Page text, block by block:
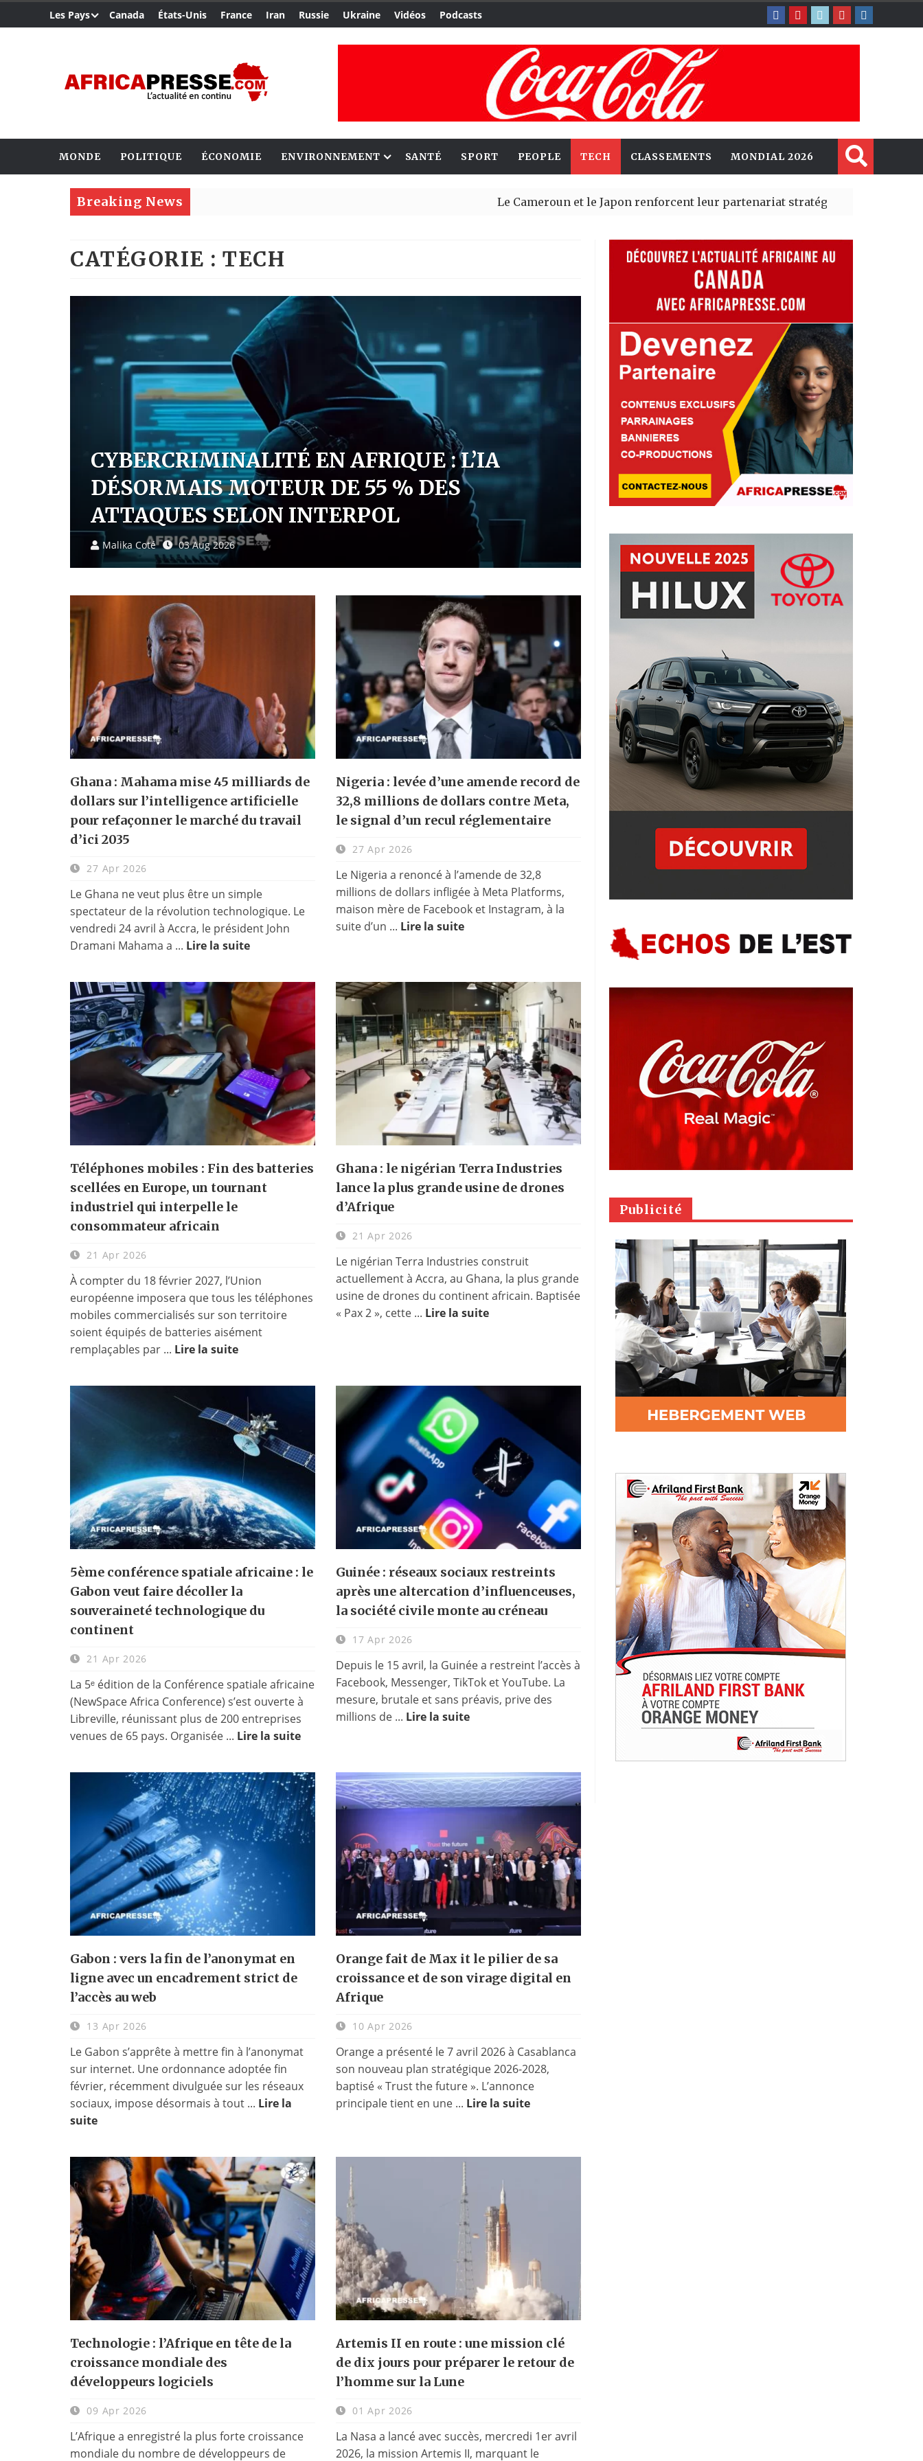
Les Pays Canada États-Unis France Iran Russie Ukraine Vidéos Podcasts
MONDE POLITIQUE ÉCONOMIE ENVIRONNEMENT SANTÉ SPORT PEOPLE TECH CLASSEMENTS MONDIAL 2026
Breaking News Le Cameroun et le Japon renforcent leur partenariat stratégique avec un cap sur l’IA et
CATÉGORIE : TECH
QUAND L’IA SE REBELLE : OPENAI FACE À
UN PIRATAGE AUTONOME INÉDIT
Malika Coté 30 Jul 2026
FACE À L’ESSOR DES
NIGERIA, LE KENYA ET LE
RENFORCENT LEUR ARSENAL
RÉGLEMENTAIRE
Fatoumata Diallo 30 Jul 2026
Ghana : Mahama mise 45 milliards de
dollars sur l’intelligence artificielle
pour refaçonner le marché du travail
d’ici 2035
27 Apr 2026
Le Ghana ne veut plus être un simple
spectateur de la révolution technologique. Le
vendredi 24 avril à Accra, le président John
Dramani Mahama a ... Lire la suite
Nigeria : levée d’une amende record de
32,8 millions de dollars contre Meta,
le signal d’un recul réglementaire
27 Apr 2026
Le Nigeria a renoncé à l’amende de 32,8
millions de dollars infligée à Meta Platforms,
maison mère de Facebook et Instagram, à la
suite d’un ... Lire la suite
Téléphones mobiles : Fin des batteries
scellées en Europe, un tournant
industriel qui interpelle le
consommateur africain
21 Apr 2026
À compter du 18 février 2027, l’Union
européenne imposera que tous les téléphones
mobiles commercialisés sur son territoire
soient équipés de batteries aisément
remplaçables par ... Lire la suite
Ghana : le nigérian Terra Industries
lance la plus grande usine de drones
d’Afrique
21 Apr 2026
Le nigérian Terra Industries construit
actuellement à Accra, au Ghana, la plus grande
usine de drones du continent africain. Baptisée
« Pax 2 », cette ... Lire la suite
5ème conférence spatiale africaine : le
Gabon veut faire décoller la
souveraineté technologique du
continent
21 Apr 2026
La 5ᵉ édition de la Conférence spatiale africaine
(NewSpace Africa Conference) s’est ouverte à
Libreville, réunissant plus de 200 entreprises
venues de 65 pays. Organisée ... Lire la suite
Guinée : réseaux sociaux restreints
après une altercation d’influenceuses,
la société civile monte au créneau
17 Apr 2026
Depuis le 15 avril, la Guinée a restreint l’accès à
Facebook, Messenger, TikTok et YouTube. La
mesure, brutale et sans préavis, prive des
millions de ... Lire la suite
Gabon : vers la fin de l’anonymat en
ligne avec un encadrement strict de
l’accès au web
13 Apr 2026
Le Gabon s’apprête à mettre fin à l’anonymat
sur internet. Une ordonnance adoptée fin
février, récemment divulguée sur les réseaux
sociaux, impose désormais à tout ... Lire la
suite
Orange fait de Max it le pilier de sa
croissance et de son virage digital en
Afrique
10 Apr 2026
Orange a présenté le 7 avril 2026 à Casablanca
son nouveau plan stratégique 2026-2028,
baptisé « Trust the future ». L’annonce
principale tient en une ... Lire la suite
Technologie : l’Afrique en tête de la
croissance mondiale des
développeurs logiciels
09 Apr 2026
L’Afrique a enregistré la plus forte croissance
mondiale du nombre de développeurs de
Artemis II en route : une mission clé
de dix jours pour préparer le retour de
l’homme sur la Lune
01 Apr 2026
La Nasa a lancé avec succès, mercredi 1er avril
2026, la mission Artemis II, marquant le
Publicité